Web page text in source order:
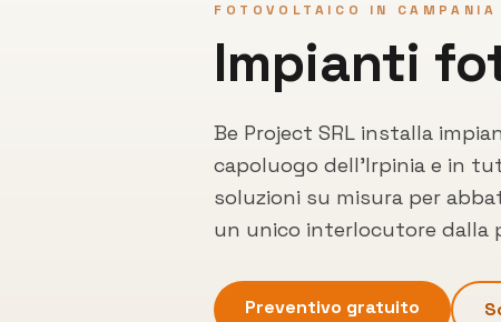
FOTOVOLTAICO IN
Impianti
Be Project SRL installa
capoluogo dell'Irpinia e in
soluzioni su misura per
un unico interlocutore dalla
Preventivo gratuito